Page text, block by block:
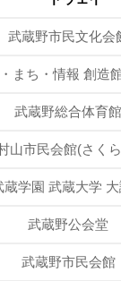
武蔵野市民文化会
まち・情報 創造
武蔵野総合体育館
山市民会館(さく
蔵学園 武蔵大学
武蔵野公会堂
武蔵野市民会館